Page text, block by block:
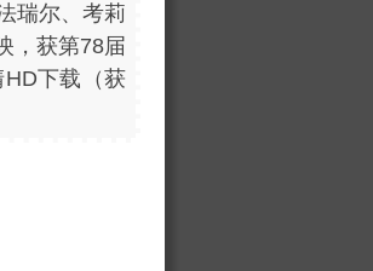
瑞尔、考莉
，获第78届
下载（获